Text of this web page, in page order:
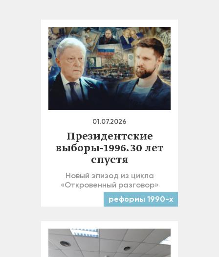
01.07.2026
Президентские
выборы-1996. 30 лет
спустя
Новый эпизод из цикла
«Откровенный разговор»
реформы 1990-х